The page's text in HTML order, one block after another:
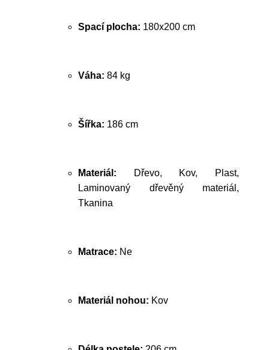
Spací plocha: 180x200 cm
Váha: 84 kg
Šířka: 186 cm
Materiál: Dřevo, Kov, Plast,
Laminovaný dřevěný materiál,
Tkanina
Matrace: Ne
Materiál nohou: Kov